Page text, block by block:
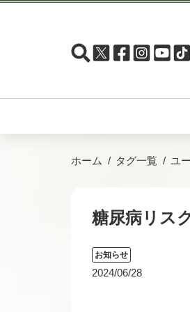
ホーム タグ一覧 ユ
糖尿病リス
お知らせ
2024/06/28